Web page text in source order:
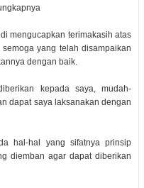
mengucapkan terimakasih atas
yang telah disampaikan
dengan baik.
kepada saya, mudah-
dapat saya laksanakan dengan
hal-hal yang sifatnya prinsip
diemban agar dapat diberikan